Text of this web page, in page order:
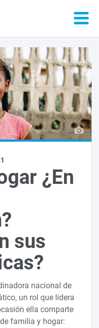
¿En
sus
nacional de
un rol que lidera
ella comparte
familia y hogar: